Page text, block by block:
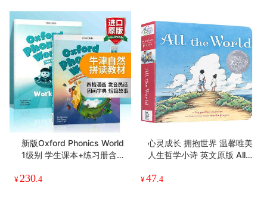
十九八 英文原版绘本 Ten Ni
ne Eight 凯迪克奖儿童绘本
纸板书 2-4岁廖彩杏韵文书
单 睡前故事书 英文版原版英
语书
¥47.4
我爸爸 英文原版绘本 My D
ad 英文版 幼儿英语启蒙纸
板书 情商管理绘本故事书 A
nthony Browne 安东尼布朗
¥52.8